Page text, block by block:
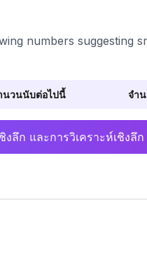
numbers suggesting
นวนนับต่อไปนี้ จำ
ลึก และการวิเคราะห์เชิงลึก